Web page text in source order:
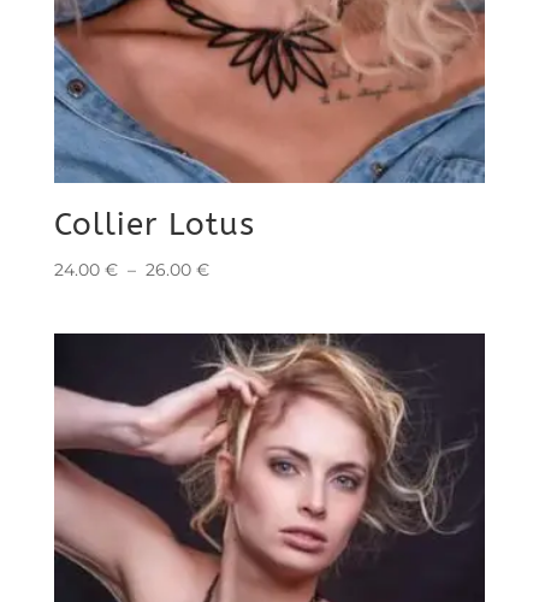
Collier Lotus
24.00 € – 26.00 €Plage
24.00 €
à
26.00 €